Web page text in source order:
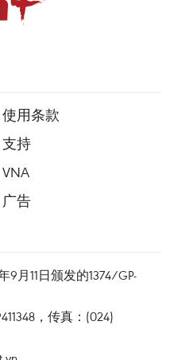
使用条款
支持
VNA
广告
月11日颁发的1374/GP-
，传真：(024)